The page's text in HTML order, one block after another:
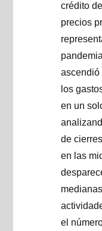
crédito
precios
ascendió
los
en un
de
en las
el